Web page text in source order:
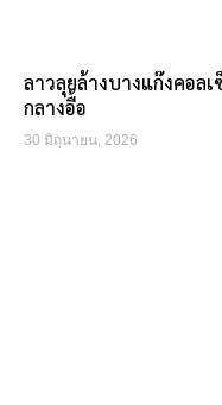
ลาวลุยล้างบางแก๊งคอล
กลางอื้อ
30 มิถุนายน, 2026